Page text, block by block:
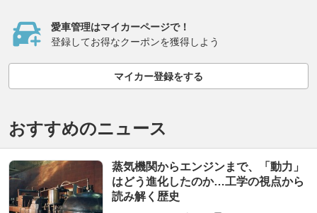
愛車管理はマイカーページで！
登録してお得なクーポンを獲得しよう
マイカー登録をする
おすすめのニュース
蒸気機関からエンジンまで、「動力」
はどう進化したのか…工学の視点から
読み解く歴史